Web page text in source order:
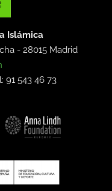
Islámica
-28015 Madrid
91 543 46 73